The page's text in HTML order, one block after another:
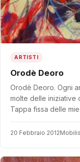
ARTISTI
Orodè Deoro
Orodè Deoro. Ogni
molte delle iniziative
Tappa fissa delle
20 Febbraio 2012